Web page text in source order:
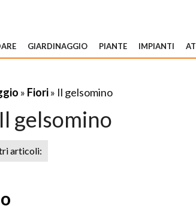
GIARDINAGGIO PIANTE IMPIANTI
» Fiori» Il gelsomino
Il gelsomino
articoli: